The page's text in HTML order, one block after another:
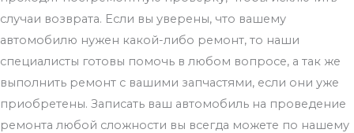
случаи возврата. Если вы уверены, что вашему
автомобилю нужен какой-либо ремонт, то наши
специалисты готовы помочь в любом вопросе, а так же
выполнить ремонт с вашими запчастями, если они уже
приобретены. Записать ваш автомобиль на проведение
ремонта любой сложности вы всегда можете по нашему